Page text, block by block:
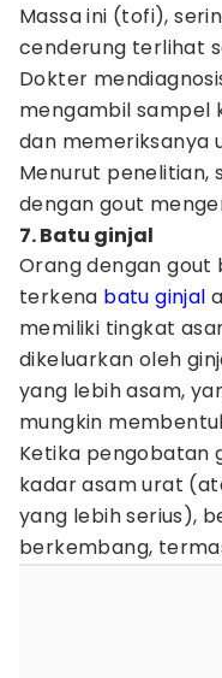
Massa ini (tofi),
cenderung terlihat
Dokter
mengambil sampel
dan memeriksanya
Menurut penelitian,
dengan gout
7. Batu ginjal
Orang dengan gout
terkena batu ginjal
memiliki tingkat
dikeluarkan oleh
yang lebih asam,
mungkin
Ketika pengobatan
kadar asam urat
yang lebih serius),
berkembang,